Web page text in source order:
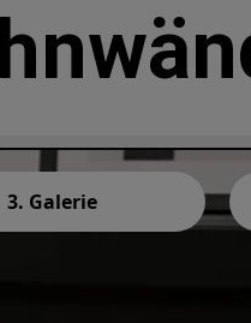
3. Galerie